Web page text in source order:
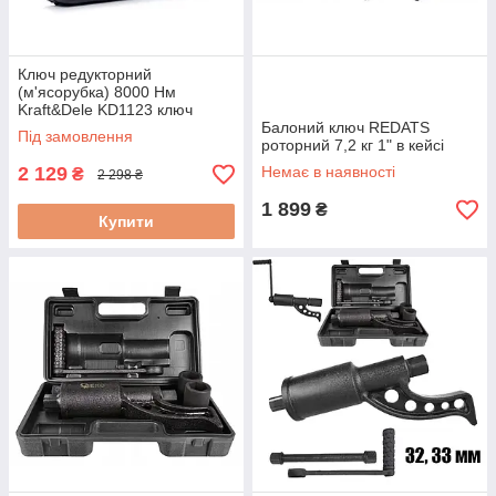
Ключ редукторний
(м'ясорубка) 8000 Нм
Kraft&Dele KD1123 ключ
колісний редукторний
Під замовлення
2 129 ₴ 2 298 ₴
Купити
Балоний ключ REDATS
роторний 7,2 кг 1" в кейсі
Немає в наявності
1 899 ₴